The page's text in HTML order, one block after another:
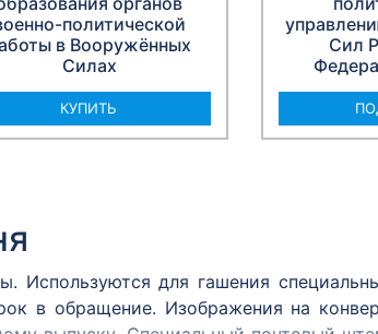
политической
в Вооружённых
Силах
КУПИТЬ
Сил
Используются для гашения
в обращение. Изображения на